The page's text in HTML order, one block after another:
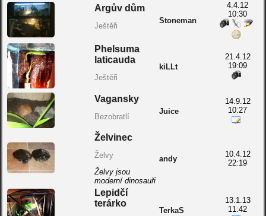
Argův dům
Ještěři
Stoneman
4.4.12
10:30
Phelsuma
laticauda
Ještěři
kiLLt
21.4.12
19:09
Vagansky
Bezobratlí
Juice
14.9.12
10:27
Želvinec
Želvy
Želvy jsou
moderní dinosauři
andy
10.4.12
22:19
Lepidčí
terárko
TerkaS
13.1.13
11:42